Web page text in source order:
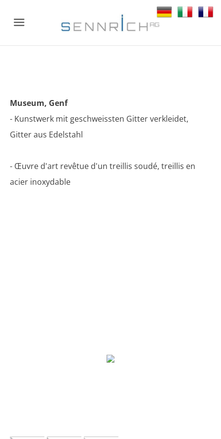
Menu
Museum, Genf
- Kunstwerk mit geschweissten Gitter verkleidet,
Gitter aus Edelstahl
- Œuvre d'art revêtue d'un treillis soudé, treillis en
acier inoxydable